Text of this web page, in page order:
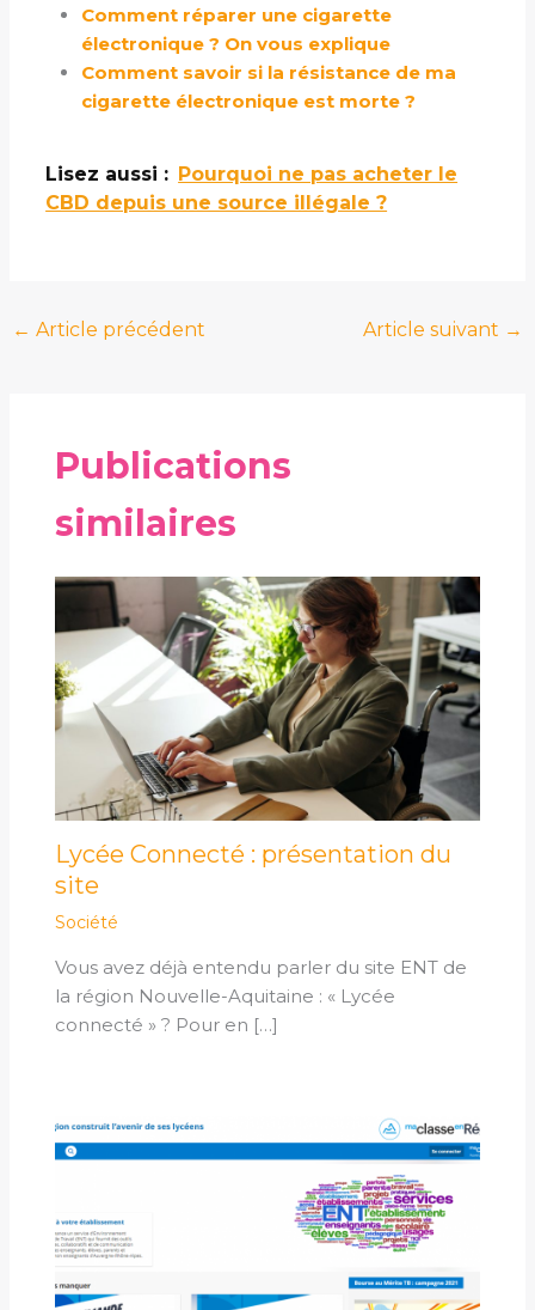
Comment réparer une cigarette
électronique ? On vous explique
Comment savoir si la résistance de ma
cigarette électronique est morte ?
Lisez aussi : Pourquoi ne pas acheter le
CBD depuis une source illégale ?
← Article précédent Article suivant →
Publications
similaires
Lycée Connecté : présentation du
site
Société
Vous avez déjà entendu parler du site ENT de
la région Nouvelle-Aquitaine : « Lycée
connecté » ? Pour en […]